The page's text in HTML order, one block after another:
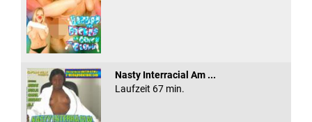
Nasty Interracial Am ...
Laufzeit 67 min.